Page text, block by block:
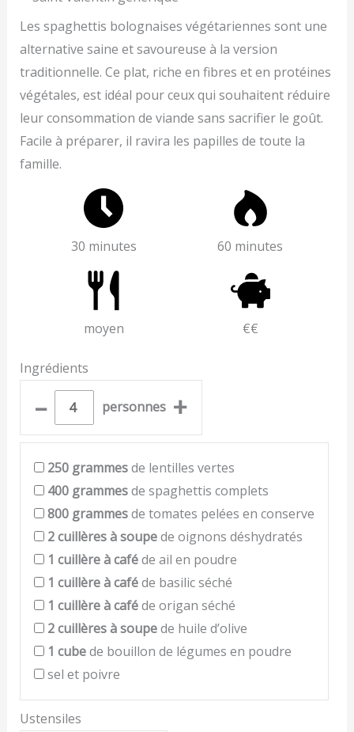
Les spaghettis bolognaises végétariennes sont une
alternative saine et savoureuse à la version
traditionnelle. Ce plat, riche en fibres et en protéines
végétales, est idéal pour ceux qui souhaitent réduire
leur consommation de viande sans sacrifier le goût.
Facile à préparer, il ravira les papilles de toute la
famille.
30 minutes 60 minutes
moyen €€
Ingrédients
– personnes +
250 grammesde lentilles vertes
400 grammesde spaghettis complets
800 grammesde tomates pelées en conserve
2cuillères à soupede oignons déshydratés
1 cuillère à caféde ail en poudre
1 cuillère à caféde basilic séché
1 cuillère à caféde origan séché
2cuillères à soupede huile d’olive
1 cubede bouillon de légumes en poudre
sel et poivre
Ustensiles